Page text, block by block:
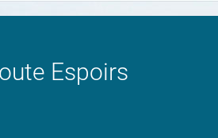
Espoirs